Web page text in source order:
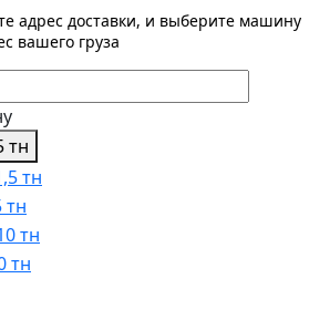
адрес доставки, и выберите машину
вашего груза
тн
тн
тн
тн
тн